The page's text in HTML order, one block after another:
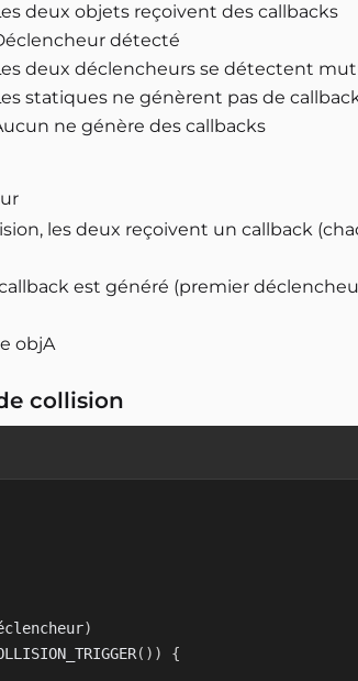
deux objets reçoivent des callbacks
détecté
deux déclencheurs se détectent
statiques ne génèrent pas de
ne génère des callbacks
les deux reçoivent un callback
est généré (premier
objA
collision
)
( ) )
{